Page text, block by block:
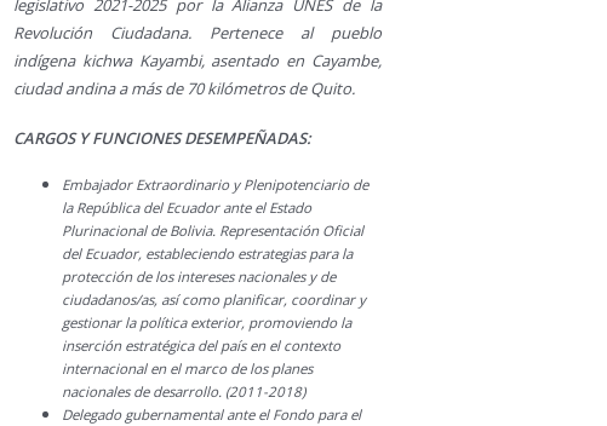
legislativo 2021-2025 por la Alianza UNES de la
Revolución Ciudadana. Pertenece al pueblo
indígena kichwa Kayambi, asentado en Cayambe,
ciudad andina a más de 70 kilómetros de Quito.
CARGOS Y FUNCIONES DESEMPEÑADAS:
Embajador Extraordinario y Plenipotenciario de
la República del Ecuador ante el Estado
Plurinacional de Bolivia. Representación Oficial
del Ecuador, estableciendo estrategias para la
protección de los intereses nacionales y de
ciudadanos/as, así como planificar, coordinar y
gestionar la política exterior, promoviendo la
inserción estratégica del país en el contexto
internacional en el marco de los planes
nacionales de desarrollo. (2011-2018)
Delegado gubernamental ante el Fondo para el